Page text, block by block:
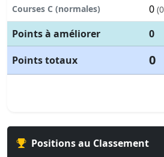
Courses C (normales) 0
Points à améliorer
0
Points totaux
0
Positions au Classement